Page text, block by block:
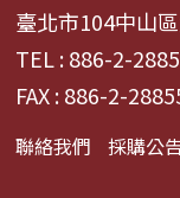
臺北市104中山
TEL : 886-2-
FAX : 886-2-
聯絡我們 採購公